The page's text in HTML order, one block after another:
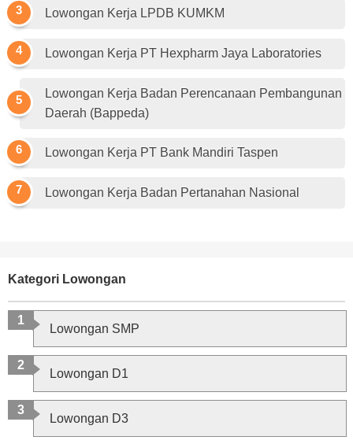
Lowongan Kerja LPDB KUMKM
Lowongan Kerja PT Hexpharm Jaya Laboratories
Lowongan Kerja Badan Perencanaan Pembangunan
Daerah (Bappeda)
Lowongan Kerja PT Bank Mandiri Taspen
Lowongan Kerja Badan Pertanahan Nasional
Kategori Lowongan
Lowongan SMP
Lowongan D1
Lowongan D3